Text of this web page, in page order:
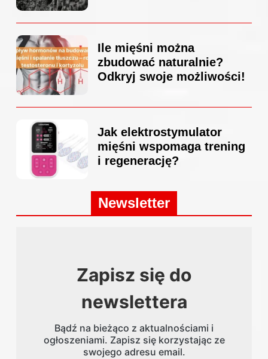
Ile mięśni można
zbudować naturalnie?
Odkryj swoje możliwości!
Jak elektrostymulator
mięśni wspomaga trening
i regenerację?
Newsletter
Zapisz się do
newslettera
Bądź na bieżąco z aktualnościami i
ogłoszeniami. Zapisz się korzystając ze
swojego adresu email.